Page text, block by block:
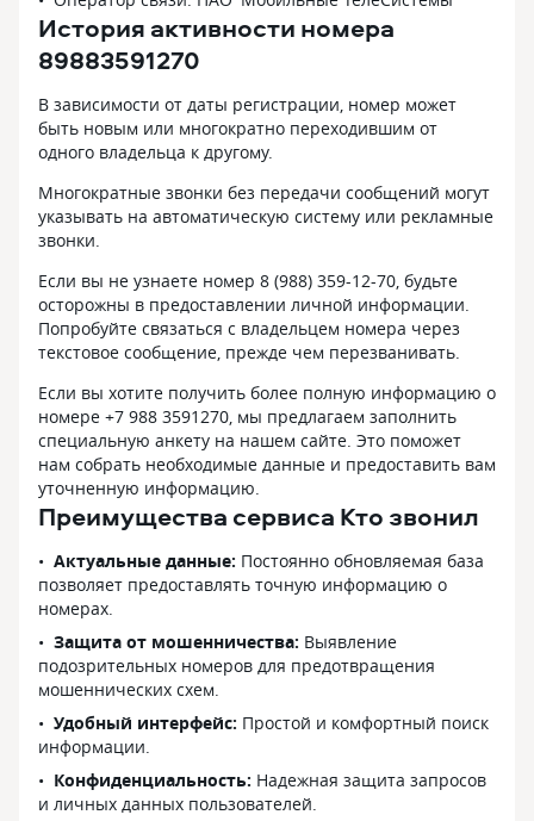
История активности номера
89883591270
В зависимости от даты регистрации, номер может
быть новым или многократно переходившим от
одного владельца к другому.
Многократные звонки без передачи сообщений могут
указывать на автоматическую систему или рекламные
звонки.
Если вы не узнаете номер 8 (988) 359-12-70, будьте
осторожны в предоставлении личной информации.
Попробуйте связаться с владельцем номера через
текстовое сообщение, прежде чем перезванивать.
Если вы хотите получить более полную информацию о
номере +7 988 3591270, мы предлагаем заполнить
специальную анкету на нашем сайте. Это поможет
нам собрать необходимые данные и предоставить вам
уточненную информацию.
Преимущества сервиса Кто звонил
Актуальные данные: Постоянно обновляемая база
позволяет предоставлять точную информацию о
номерах.
Защита от мошенничества: Выявление
подозрительных номеров для предотвращения
мошеннических схем.
Удобный интерфейс: Простой и комфортный поиск
информации.
Конфиденциальность: Надежная защита запросов
и личных данных пользователей.